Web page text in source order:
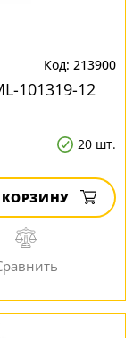
213900
101319-12
20 шт.
КОРЗИНУ